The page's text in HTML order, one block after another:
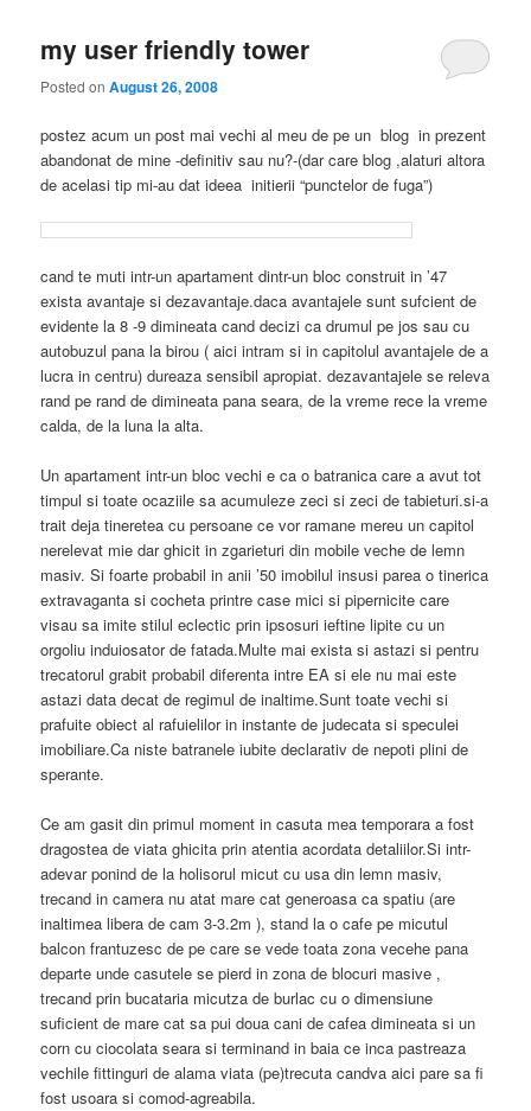
my user friendly tower
Posted onAugust 26, 2008
postez acum un post mai vechi al meu de pe un blog in prezent
abandonat de mine -definitiv sau nu?-(dar care blog ,alaturi altora
de acelasi tip mi-au dat ideea initierii “punctelor de fuga”)
cand te muti intr-un apartament dintr-un bloc construit in ’47
exista avantaje si dezavantaje.daca avantajele sunt sufcient de
evidente la 8 -9 dimineata cand decizi ca drumul pe jos sau cu
autobuzul pana la birou ( aici intram si in capitolul avantajele de a
lucra in centru) dureaza sensibil apropiat.dezavantajele se releva
rand pe rand de dimineata pana seara, de la vreme rece la vreme
calda, de la luna la alta.
Un apartament intr-un bloc vechi e ca o batranica care a avut tot
timpul si toate ocaziile sa acumuleze zeci si zeci de tabieturi.si-a
trait deja tineretea cu persoane ce vor ramane mereu un capitol
nerelevat mie dar ghicit in zgarieturi din mobile veche de lemn
masiv. Si foarte probabil in anii ’50 imobilul insusi parea o tinerica
extravaganta si cocheta printre case mici si pipernicite care
visau sa imite stilul eclectic prin ipsosuri ieftine lipite cu un
orgoliu induiosator de fatada.Multe mai exista si astazi si pentru
trecatorul grabit probabil diferenta intre EA si ele nu mai este
astazi data decat de regimul de inaltime.Sunt toate vechi si
prafuite obiect al rafuielilor in instante de judecata si speculei
imobiliare.Ca niste batranele iubite declarativ de nepoti plini de
sperante.
Ce am gasit din primul moment in casuta mea temporara a fost
dragostea de viata ghicita prin atentia acordata detaliilor.Si intr-
adevar ponind de la holisorul micut cu usa din lemn masiv,
trecand in camera nu atat mare cat generoasa ca spatiu (are
inaltimea libera de cam 3-3.2m ), stand la o cafe pe micutul
balcon frantuzesc de pe care se vede toata zona vecehe pana
departe unde casutele se pierd in zona de blocuri masive ,
trecand prin bucataria micutza de burlac cu o dimensiune
suficient de mare cat sa pui doua cani de cafea dimineata si un
corn cu ciocolata seara si terminand in baia ce inca pastreaza
vechile fittinguri de alama viata (pe)trecuta candva aici pare sa fi
fost usoara si comod-agreabila.